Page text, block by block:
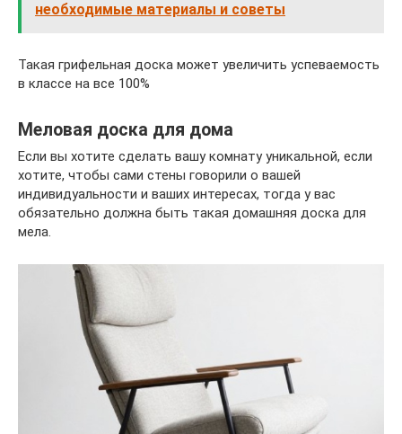
необходимые материалы и советы
Такая грифельная доска может увеличить успеваемость
в классе на все 100%
Меловая доска для дома
Если вы хотите сделать вашу комнату уникальной, если
хотите, чтобы сами стены говорили о вашей
индивидуальности и ваших интересах, тогда у вас
обязательно должна быть такая домашняя доска для
мела.